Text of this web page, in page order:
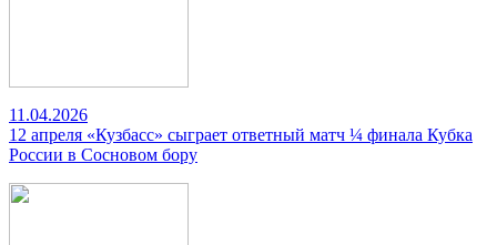
11.04.2026
12 апреля «Кузбасс» сыграет ответный матч ¼ финала Кубка
России в Сосновом бору